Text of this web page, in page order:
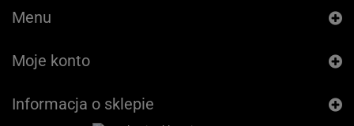
Menu
Moje konto
Informacja o sklepie